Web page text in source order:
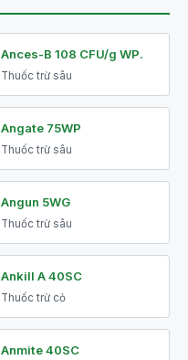
Ances-B 108 CFU/g WP.
Thuốc trừ sâu
Angate 75WP
Thuốc trừ sâu
Angun 5WG
Thuốc trừ sâu
Ankill A 40SC
Thuốc trừ cỏ
Anmite 40SC